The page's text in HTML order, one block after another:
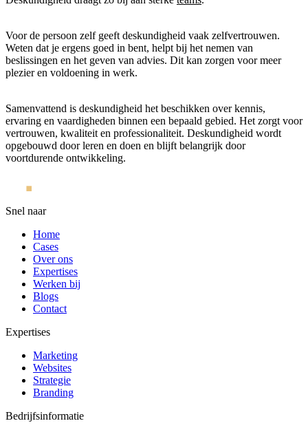
Voor de persoon zelf geeft deskundigheid vaak zelfvertrouwen.
Weten dat je ergens goed in bent, helpt bij het nemen van
beslissingen en het geven van advies. Dit kan zorgen voor meer
plezier en voldoening in werk.
Samenvattend is deskundigheid het beschikken over kennis,
ervaring en vaardigheden binnen een bepaald gebied. Het zorgt voor
vertrouwen, kwaliteit en professionaliteit. Deskundigheid wordt
opgebouwd door leren en doen en blijft belangrijk door
voortdurende ontwikkeling.
Snel naar
Home
Cases
Over ons
Expertises
Werken bij
Blogs
Contact
Expertises
Marketing
Websites
Strategie
Branding
Bedrijfsinformatie